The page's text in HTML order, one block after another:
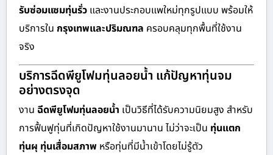
รับซ่อมแซมทุ่นรั่ว และงานประกอบแพใหม่ทุกรูปแบบ พร้อมให้
บริการใน กรุงเทพและปริมณฑล ครอบคลุมทุกพื้นที่ใช้งาน
จริง
บริการฉีดพียูโฟมทุ่นลอยน้ำ แก้ปัญหาทุ่นจม
อย่างตรงจุด
งาน ฉีดพียูโฟมทุ่นลอยน้ำ เป็นวิธีที่ได้รับความนิยมสูง สำหรับ
การฟื้นฟูทุ่นที่เกิดปัญหาใช้งานมานาน ไม่ว่าจะเป็น ทุ่นแตก
ทุ่นผุ ทุ่นเสื่อมสภาพ หรือทุ่นที่มีน้ำเข้าโดยไม่รู้ตัว